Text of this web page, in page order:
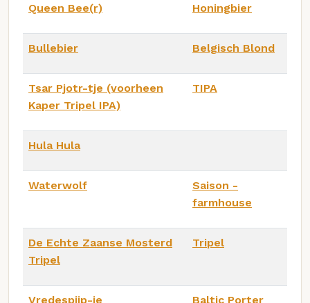
Queen Bee(r) Honingbier
Bullebier Belgisch Blond
Tsar Pjotr-tje (voorheen
Kaper Tripel IPA)
TIPA
Hula Hula
Waterwolf
Saison -
farmhouse
De Echte Zaanse Mosterd
Tripel
Tripel
Vredespijp-je Baltic Porter